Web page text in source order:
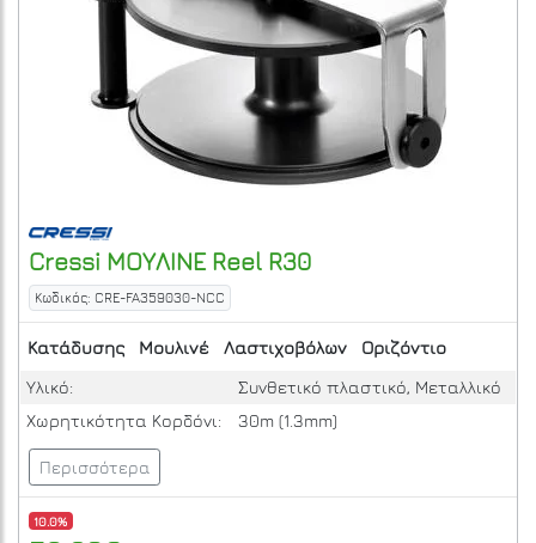
Cressi ΜΟΥΛΙΝΕ Reel R30
Κωδικός: CRE-FA359030-NCC
Κατάδυσης Μουλινέ Λαστιχοβόλων
Οριζόντιο
Υλικό:
Συνθετικό πλαστικό, Μεταλλικό
Χωρητικότητα Κορδόνι:
30m (1.3mm)
Περισσότερα
10.0%